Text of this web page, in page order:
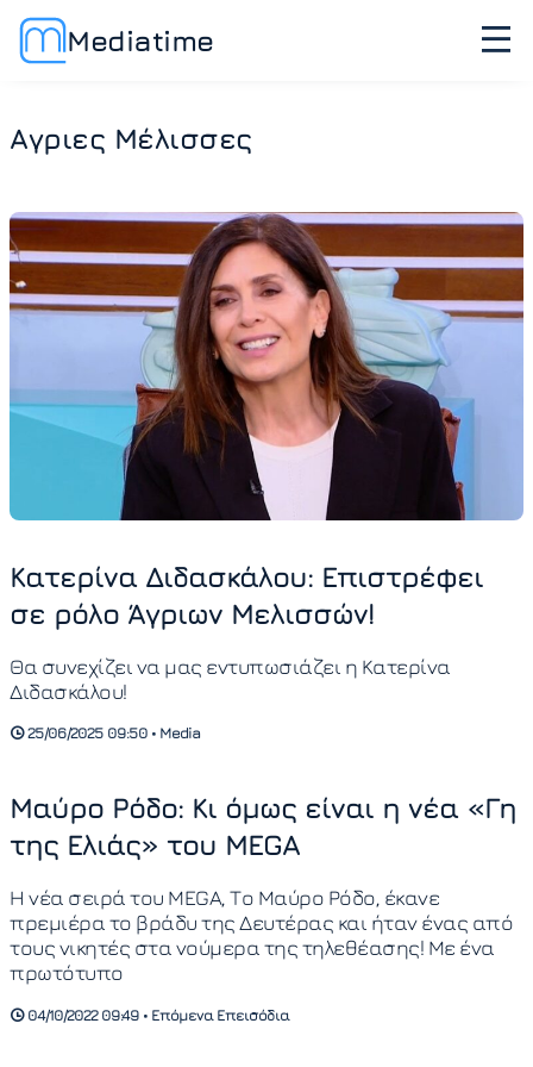
Mediatime
Αγριες Μέλισσες
Κατερίνα Διδασκάλου: Επιστρέφει
σε ρόλο Άγριων Μελισσών!
Θα συνεχίζει να μας εντυπωσιάζει η Κατερίνα
Διδασκάλου!
25/06/2025 09:50 • Media
Μαύρο Ρόδο: Κι όμως είναι η νέα «Γη
της Ελιάς» του MEGA
Η νέα σειρά του MEGA, Το Μαύρο Ρόδο, έκανε
πρεμιέρα το βράδυ της Δευτέρας και ήταν ένας από
τους νικητές στα νούμερα της τηλεθέασης! Με ένα
πρωτότυπο
04/10/2022 09:49 • Επόμενα Επεισόδια